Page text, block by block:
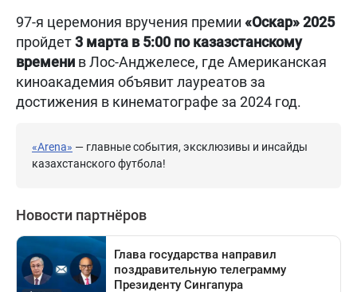
97-я церемония вручения премии «Оскар» 2025
пройдет3 марта в 5:00 по казазстанскому
времени в Лос-Анджелесе, где Американская
киноакадемия объявит лауреатов за
достижения в кинематографе за 2024 год.
«Arena» — главные события, эксклюзивы и инсайды
казахстанского футбола!